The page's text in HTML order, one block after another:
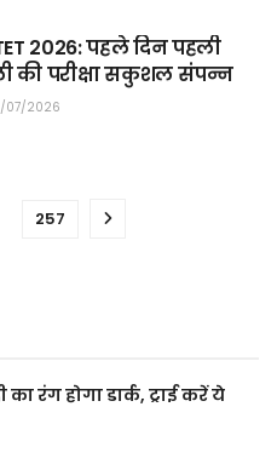
2026: पहले दिन पहली
की परीक्षा सकुशल संपन्न
2026
257
का रंग होगा डार्क, ट्राई करें ये